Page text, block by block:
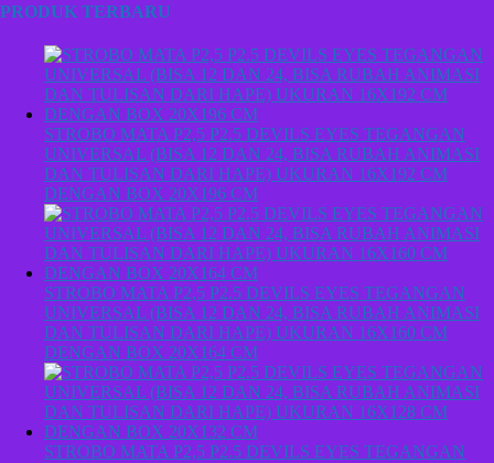
PRODUK TERBARU
STROBO MATA P2,5 P2.5 DEVILS EYES TEGANGAN
UNIVERSAL (BISA 12 DAN 24, BISA RUBAH ANIMASI
DAN TULISAN DARI HAPE) UKURAN 16X192 CM
DENGAN BOX 20X196 CM
STROBO MATA P2,5 P2.5 DEVILS EYES TEGANGAN
UNIVERSAL (BISA 12 DAN 24, BISA RUBAH ANIMASI
DAN TULISAN DARI HAPE) UKURAN 16X160 CM
DENGAN BOX 20X164 CM
STROBO MATA P2,5 P2.5 DEVILS EYES TEGANGAN